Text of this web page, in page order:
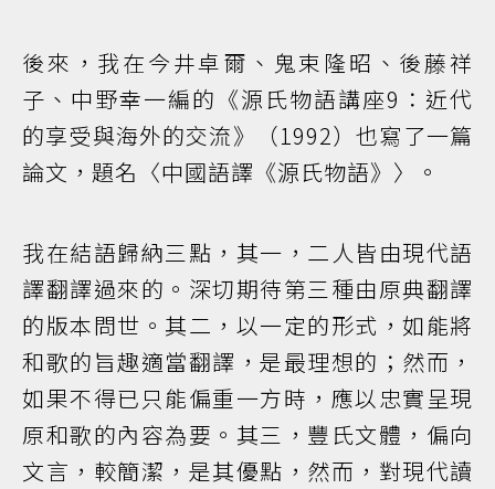
後來，我在今井卓爾、鬼束隆昭、後藤祥
子、中野幸一編的《源氏物語講座9：近代
的享受與海外的交流》（1992）也寫了一篇
論文，題名〈中國語譯《源氏物語》〉。
我在結語歸納三點，其一，二人皆由現代語
譯翻譯過來的。深切期待第三種由原典翻譯
的版本問世。其二，以一定的形式，如能將
和歌的旨趣適當翻譯，是最理想的；然而，
如果不得已只能偏重一方時，應以忠實呈現
原和歌的內容為要。其三，豐氏文體，偏向
文言，較簡潔，是其優點，然而，對現代讀